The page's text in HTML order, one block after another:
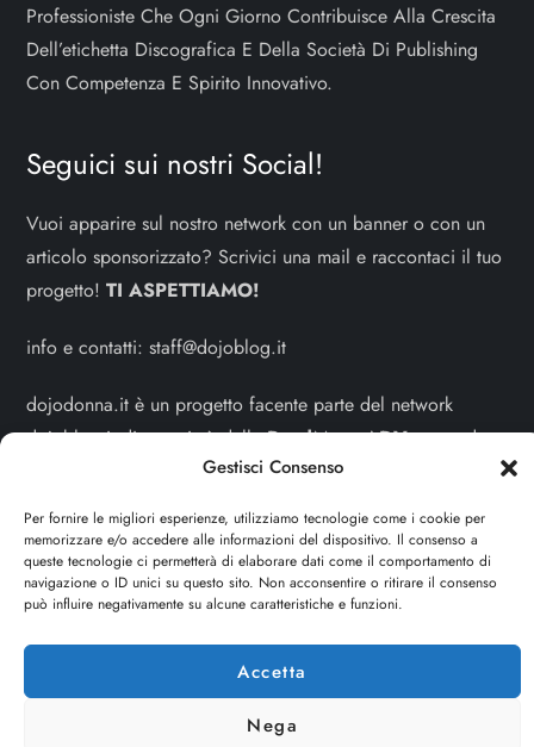
Gestisci Consenso
Per fornire le migliori esperienze, utilizziamo tecnologie come i cookie per
memorizzare e/o accedere alle informazioni del dispositivo. Il consenso a
queste tecnologie ci permetterà di elaborare dati come il comportamento di
navigazione o ID unici su questo sito. Non acconsentire o ritirare il consenso
può influire negativamente su alcune caratteristiche e funzioni.
Accetta
Nega
Professioniste Che Ogni Giorno Contribuisce Alla Crescita
Dell’etichetta Discografica E Della Società Di Publishing
Con Competenza E Spirito Innovativo.
Seguici sui nostri Social!
Vuoi apparire sul nostro network con un banner o con un
articolo sponsorizzato? Scrivici una mail e raccontaci il tuo
progetto!TI ASPETTIAMO!
info e contatti:staff@dojoblog.it
dojodonna.it è un progetto facente parte del network
dojoblog.it di proprietà dellaReadMore ADVcon sede
legale in Via delle Sirene 34 - Roma - P.iva:
IT13402731007
Sitemap-Privacy Policy - Cookie Policy